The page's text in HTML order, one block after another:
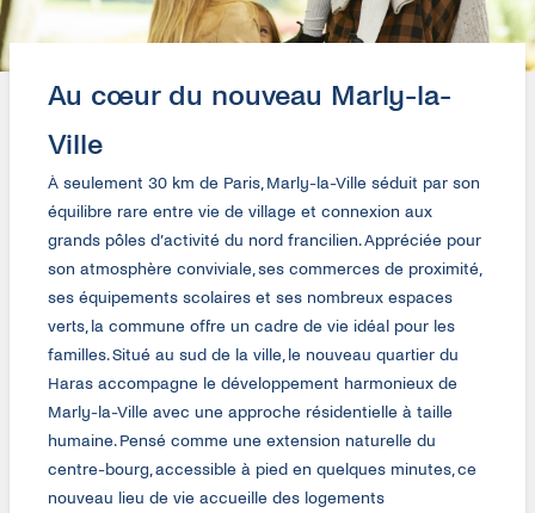
Au cœur du nouveau Marly-la-
Ville
À seulement 30 km de Paris, Marly-la-Ville séduit par son
équilibre rare entre vie de village et connexion aux
grands pôles d’activité du nord francilien. Appréciée pour
son atmosphère conviviale, ses commerces de proximité,
ses équipements scolaires et ses nombreux espaces
verts, la commune offre un cadre de vie idéal pour les
familles. Situé au sud de la ville, le nouveau quartier du
Haras accompagne le développement harmonieux de
Marly-la-Ville avec une approche résidentielle à taille
humaine. Pensé comme une extension naturelle du
centre-bourg, accessible à pied en quelques minutes, ce
nouveau lieu de vie accueille des logements